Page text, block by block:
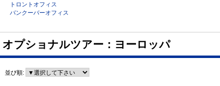
トロントオフィス
バンクーバーオフィス
オプショナルツアー：ヨーロッパ
並び順: